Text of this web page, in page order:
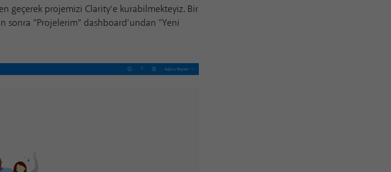
geçerek projemizi Clarity’e kurabilmekteyiz. Bir
sonra “Projelerim” dashboard’undan “Yeni